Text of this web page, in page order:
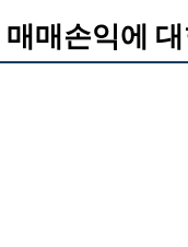
매손익에